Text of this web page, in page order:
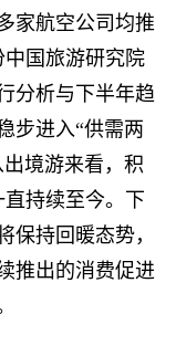
家航空公司均推
国旅游研究院
分析与下半年趋
步进入“供需两
境游来看，积
持续至今。下
保持回暖态势，
推出的消费促进